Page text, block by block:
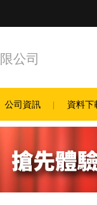
公司
公司資訊 資料下